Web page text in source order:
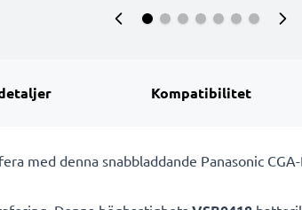
Kompatibilitet
med denna snabbladdande Panasonic